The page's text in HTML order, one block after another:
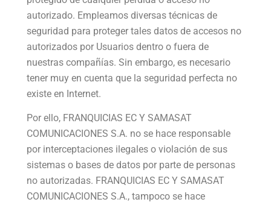
autorizado. Empleamos diversas técnicas de
seguridad para proteger tales datos de accesos no
autorizados por Usuarios dentro o fuera de
nuestras compañías. Sin embargo, es necesario
tener muy en cuenta que la seguridad perfecta no
existe en Internet.
Por ello, FRANQUICIAS EC Y SAMASAT
COMUNICACIONES S.A. no se hace responsable
por interceptaciones ilegales o violación de sus
sistemas o bases de datos por parte de personas
no autorizadas. FRANQUICIAS EC Y SAMASAT
COMUNICACIONES S.A., tampoco se hace